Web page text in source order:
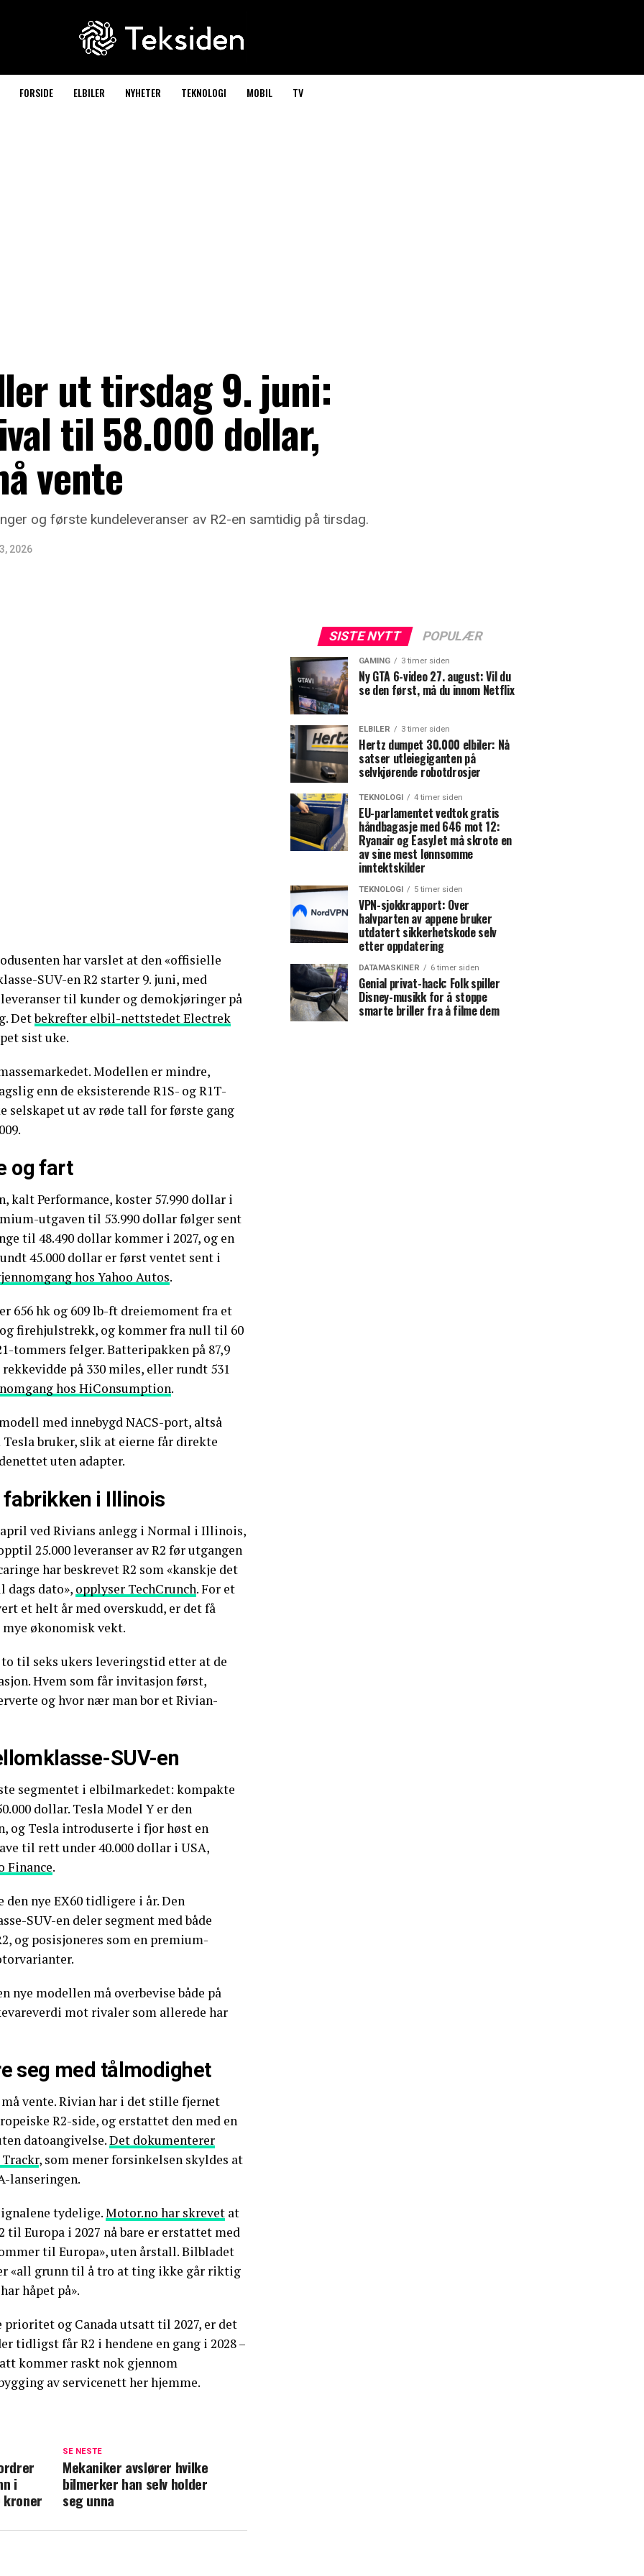
FORSIDE ELBILER NYHETER TEKNOLOGI MOBIL TV
ut tirsdag 9. juni:
til 58.000 dollar,
vente
og første kundeleveranser av R2-en samtidig på tirsdag.
2026
har varslet at den «offisielle
SUV-en R2 starter 9. juni, med
til kunder og demokjøringer på
Detbekrefter elbil-nettstedet Electrek
sist uke.
Modellen er mindre,
enn de eksisterende R1S- og R1T-
selskapet ut av røde tall for første gang
og fart
kalt Performance, koster 57.990 dollar i
utgaven til 53.990 dollar følger sent
til 48.490 dollar kommer i 2027, og en
45.000 dollar er først ventet sent i
hos Yahoo Autos.
656 hk og 609 lb-ft dreiemoment fra et
firehjulstrekk, og kommer fra null til 60
tommers felger. Batteripakken på 87,9
på 330 miles, eller rundt 531
hos HiConsumption.
med innebygd NACS-port, altså
bruker, slik at eierne får direkte
uten adapter.
i Illinois
ved Rivians anlegg i Normal i Illinois,
25.000 leveranser av R2 før utgangen
har beskrevet R2 som «kanskje det
dato», opplyser TechCrunch. For et
et helt år med overskudd, er det få
økonomisk vekt.
til seks ukers leveringstid etter at de
Hvem som får invitasjon først,
og hvor nær man bor et Rivian-
SUV-en
segmentet i elbilmarkedet: kompakte
dollar. Tesla Model Y er den
og Tesla introduserte i fjor høst en
til rett under 40.000 dollar i USA,
Finance.
den nye EX60 tidligere i år. Den
SUV-en deler segment med både
og posisjoneres som en premium-
nye modellen må overbevise både på
mot rivaler som allerede har
seg med tålmodighet
vente. Rivian har i det stille fjernet
R2-side, og erstattet den med en
datoangivelse.Det dokumenterer
, som mener forsinkelsen skyldes at
lanseringen.
tydelige.Motor.no har skrevet at
Europa i 2027 nå bare er erstattet med
til Europa», uten årstall. Bilbladet
«all grunn til å tro at ting ikke går riktig
håpet på».
prioritet og Canada utsatt til 2027, er det
tidligst får R2 i hendene en gang i 2028 –
kommer raskt nok gjennom
av servicenett her hjemme.
SE NESTE
Mekaniker avslører hvilke
bilmerker han selv holder
seg unna
i
kroner
SISTE NYTT POPULÆR
GAMING 3 timer siden
Ny GTA 6-video 27. august: Vil du
se den først, må du innom Netflix
ELBILER 3 timer siden
Hertz dumpet 30.000 elbiler: Nå
satser utleiegiganten på
selvkjørende robotdrosjer
TEKNOLOGI 4 timer siden
EU-parlamentet vedtok gratis
håndbagasje med 646 mot 12:
Ryanair og EasyJet må skrote en
av sine mest lønnsomme
inntektskilder
TEKNOLOGI 5 timer siden
VPN-sjokkrapport: Over
halvparten av appene bruker
utdatert sikkerhetskode selv
etter oppdatering
DATAMASKINER 6 timer siden
Genial privat-hack: Folk spiller
Disney-musikk for å stoppe
smarte briller fra å filme dem